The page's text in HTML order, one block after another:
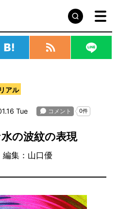
アル
Tue
の波紋の表現
集：山口優